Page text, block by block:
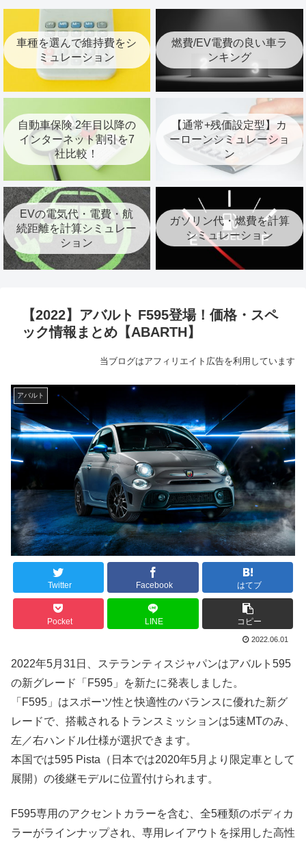
車種を選んで維持費をシ
ミュレーション
燃費/EV電費の良い車ラ
ンキング
自動車保険 2年目以降の
インターネット割引を7
社比較！
【通常+残価設定型】カ
ーローンシミュレーショ
ン
EVの電気代・電費・航
続距離を計算シミュレー
ション
ガソリン代・燃費を計算
シミュレーション
【2022】アバルト F595登場！価格・スペ
ック情報まとめ【ABARTH】
当ブログはアフィリエイト広告を利用しています
アバルト
Twitter Facebook はてブ
Pocket LINE コピー
2022.06.01
2022年5月31日、ステランティスジャパンはアバルト595
の新グレード「F595」を新たに発表しました。
「F595」はスポーツ性と快適性のバランスに優れた新グ
レードで、搭載されるトランスミッションは5速MTのみ、
左／右ハンドル仕様が選択できます。
本国では595 Pista（日本では2020年5月より限定車として
展開）の後継モデルに位置付けられます。
F595専用のアクセントカラーを含む、全5種類のボディカ
ラーがラインナップされ、専用レイアウトを採用した高性